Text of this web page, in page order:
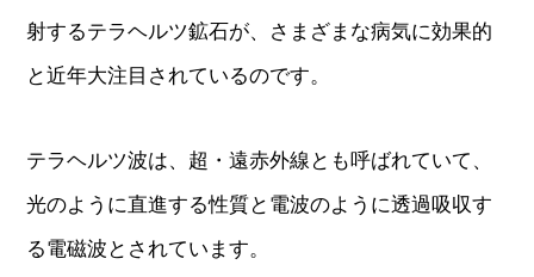
射するテラヘルツ鉱石が、さまざまな病気に効果的
と近年大注目されているのです。
テラヘルツ波は、超・遠赤外線とも呼ばれていて、
光のように直進する性質と電波のように透過吸収す
る電磁波とされています。